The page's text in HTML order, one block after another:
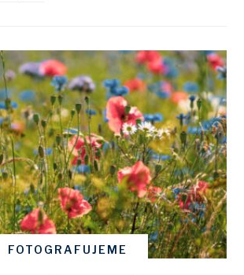
FOTOGRAFUJEME